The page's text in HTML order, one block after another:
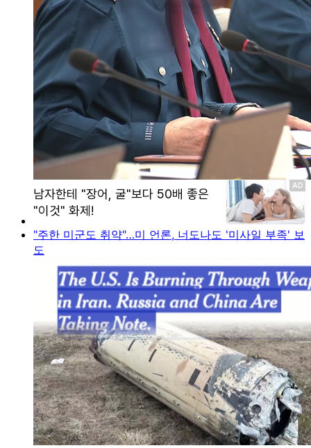
"주한 미군도 취약"…미 언론, 너도나도 '미사일 부족' 보
도